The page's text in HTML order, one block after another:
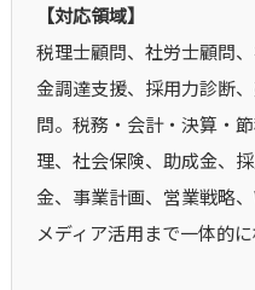
【対応領域】
税理士顧問、社労士顧問
金調達支援、採用力診断
問。税務・会計・決算・
理、社会保険、助成金、
金、事業計画、営業戦略
メディア活用まで一体的に